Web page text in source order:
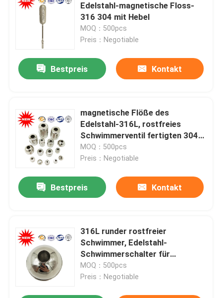
Edelstahl-magnetische Floss-
316 304 mit Hebel
MOQ：500pcs
Preis：Negotiable
Bestpreis Kontakt
magnetische Flöße des
Edelstahl-316L, rostfreies
Schwimmerventil fertigten 304
besonders an
MOQ：500pcs
Preis：Negotiable
Bestpreis Kontakt
316L runder rostfreier
Schwimmer, Edelstahl-
Schwimmerschalter für
Niveauschalter
MOQ：500pcs
Preis：Negotiable